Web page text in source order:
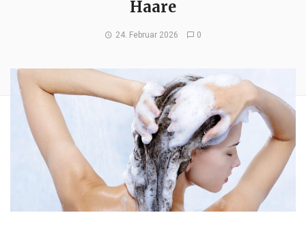
Haare
24. Februar 2026 0